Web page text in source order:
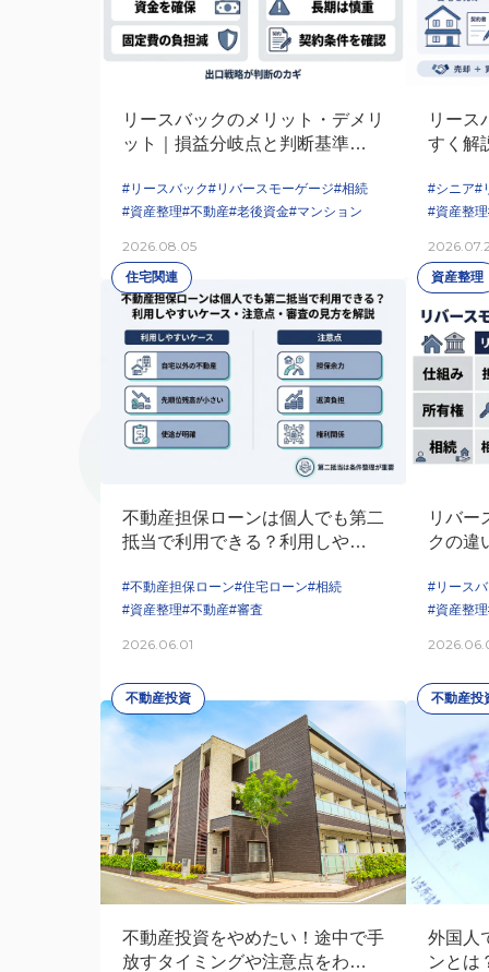
リースバックのメリット・デメリ
ット｜損益分岐点と判断基準で見
#リースバック#リバースモーゲージ#相続
#資産整理#不動産#老後資金#マンション
2026.08.05
リース
すく解
#シニア#
#資産整理
住宅関連
不動産担保ローンは個人でも第二
抵当で利用できる？利用しやすい
説
#不動産担保ローン#住宅ローン#相続
#資産整理#不動産#審査
2026.06.01
資産整理
リバー
クの違
#リース
#資産整理
不動産投資
不動産投資をやめたい！途中で手
放すタイミングや注意点をわかり
不動産投
外国人
ンとは